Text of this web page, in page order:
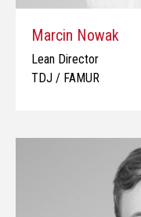
Marcin Nowak
Lean Director
TDJ / FAMUR